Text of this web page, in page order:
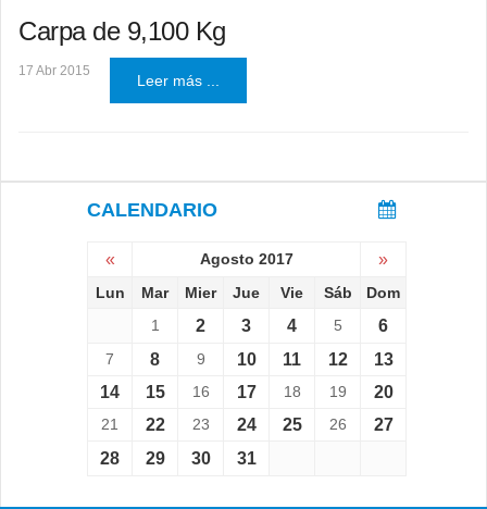
Carpa de 9,100 Kg
17 Abr 2015
Leer más ...
CALENDARIO
« Agosto 2017 »
Lun Mar Mier Jue Vie Sáb
Dom
1
2 3 4 5 6
7 8 9 10 11 12
13
14
15 16 17 18 19 20
21 22 23 24 25 26
27
28
29 30 31